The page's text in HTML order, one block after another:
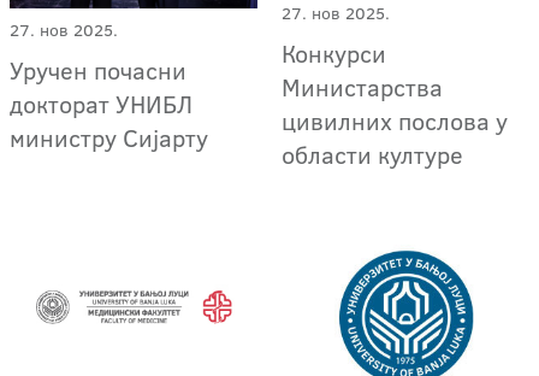
27. нов 2025.
Уручен почасни
докторат УНИБЛ
министру Сијарту
27. нов 2025.
Конкурси
Министарства
цивилних послова у
области културе